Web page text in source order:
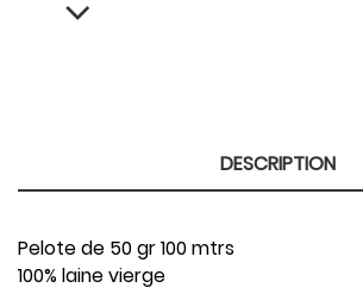
DESCRIPTION
Pelote de 50 gr 100 mtrs
100% laine vierge